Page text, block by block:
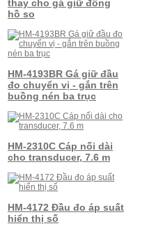
thay cho gá giữ đồng
hồ so
HM-4193BR Gá giữ đầu
đo chuyển vị - gắn trên
buồng nén ba trục
HM-2310C Cáp nối dài
cho transducer, 7.6 m
HM-4172 Đầu đo áp suất
hiển thị số